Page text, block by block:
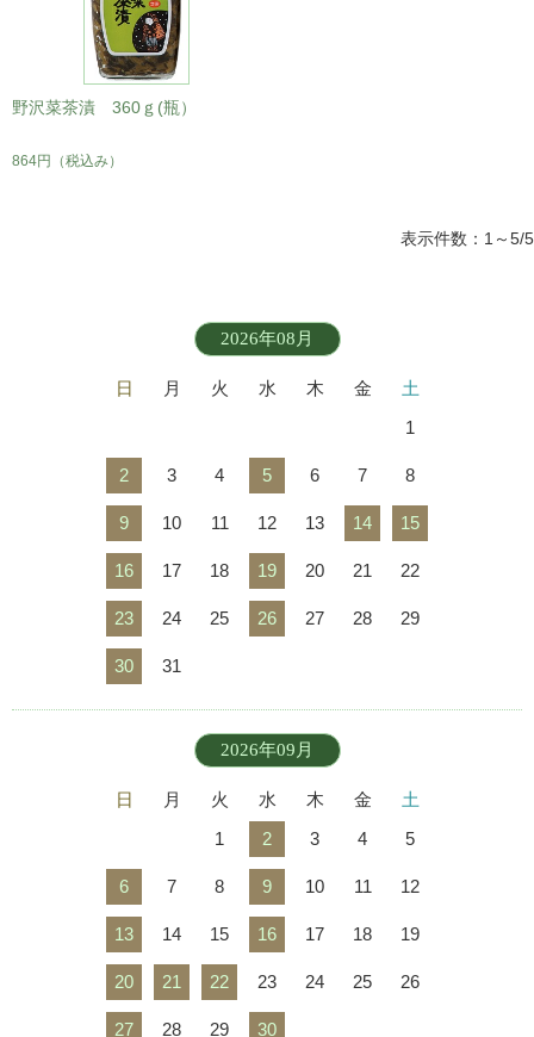
野沢菜茶漬 360ｇ(瓶）
864円 （税込み）
表示件数：1～5/5
2026年08月
日 月 火 水 木 金
土
1
2 3 4 5 6 7 8
9 10 11 12 13 14 15
16 17 18 19 20 21 22
23 24 25 26 27 28 29
30 31
2026年09月
日 月 火 水 木 金
土
1
2 3 4 5
6 7 8 9 10 11 12
13 14 15 16 17 18 19
20 21 22 23 24 25 26
27 28 29 30